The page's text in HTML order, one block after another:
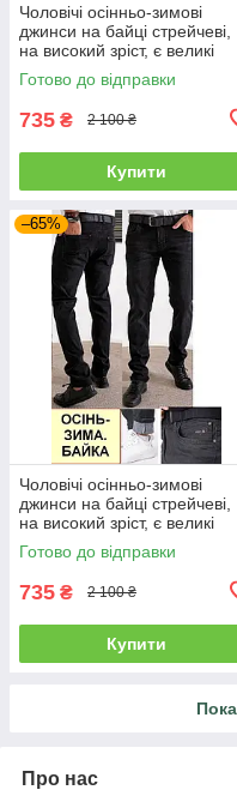
Чоловічі осінньо-зимові
джинси на байці стрейчеві,
на високий зріст, є великі
розміри VINGVGS,
Готово до відправки
735 ₴ 2 100 ₴
Купити
–65%
Чоловічі осінньо-зимові
джинси на байці стрейчеві,
на високий зріст, є великі
розміри VINGVGS,
Готово до відправки
735 ₴ 2 100 ₴
Купити
Про нас